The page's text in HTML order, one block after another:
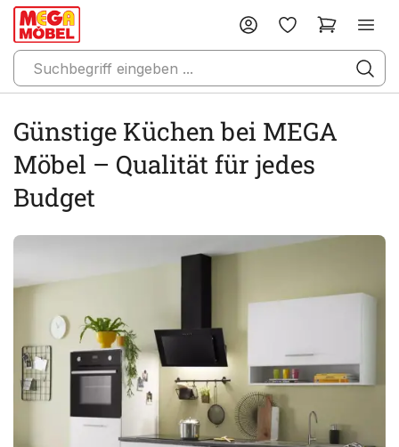
Günstige Küchen bei MEGA
Möbel – Qualität für jedes
Budget